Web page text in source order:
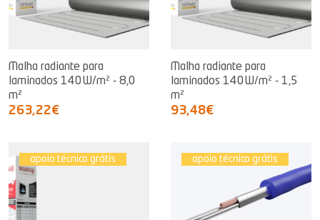
Malha radiante para
laminados 140W/m² - 8,0
m²
263,22€
Malha radiante para
laminados 140W/m² - 1,5
m²
93,48€
apoio técnico grátis apoio técnico grátis